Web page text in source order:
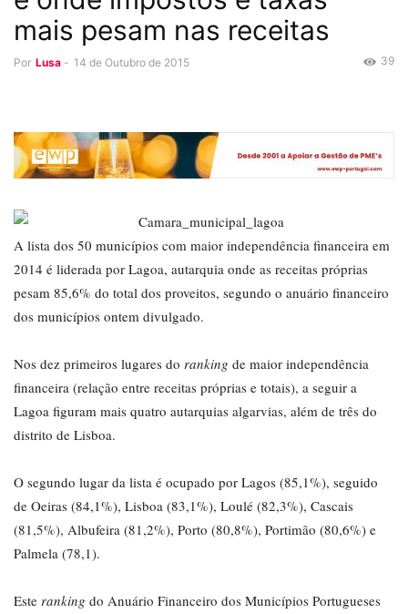
mais pesam nas receitas
Por Lusa - 14 de Outubro de 2015 39
A lista dos 50 municípios com maior independência financeira em
2014 é liderada por Lagoa, autarquia onde as receitas próprias
pesam 85,6% do total dos proveitos, segundo o anuário financeiro
dos municípios ontem divulgado.
Nos dez primeiros lugares do ranking de maior independência
financeira (relação entre receitas próprias e totais), a seguir a
Lagoa figuram mais quatro autarquias algarvias, além de três do
distrito de Lisboa.
O segundo lugar da lista é ocupado por Lagos (85,1%), seguido
de Oeiras (84,1%), Lisboa (83,1%), Loulé (82,3%), Cascais
(81,5%), Albufeira (81,2%), Porto (80,8%), Portimão (80,6%) e
Palmela (78,1).
Este ranking do Anuário Financeiro dos Municípios Portugueses